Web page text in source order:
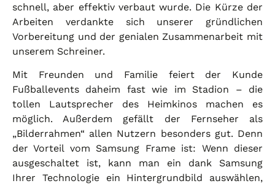
schnell, aber effektiv verbaut wurde. Die Kürze der
Arbeiten verdankte sich unserer gründlichen
Vorbereitung und der genialen Zusammenarbeit mit
unserem Schreiner.
Mit Freunden und Familie feiert der Kunde
Fußballevents daheim fast wie im Stadion – die
tollen Lautsprecher des Heimkinos machen es
möglich. Außerdem gefällt der Fernseher als
„Bilderrahmen“ allen Nutzern besonders gut. Denn
der Vorteil vom Samsung Frame ist: Wenn dieser
ausgeschaltet ist, kann man ein dank Samsung
Ihrer Technologie ein Hintergrundbild auswählen,